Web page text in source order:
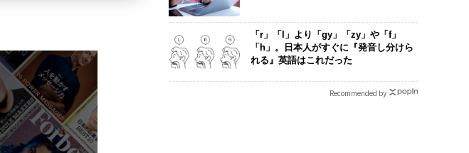
「r」「l」より「gy」「zy」や「f」
「h」。日本人がすぐに『発音し分けら
れる』英語はこれだった
Recommended by